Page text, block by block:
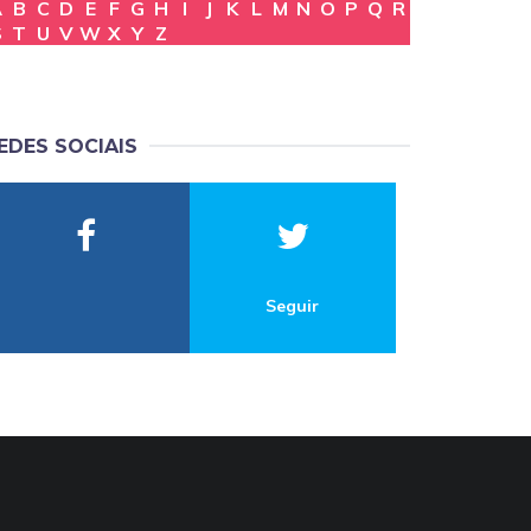
B C D E F G H I J K L M N O P Q R
T U V W X Y Z
SOCIAIS
Seguir